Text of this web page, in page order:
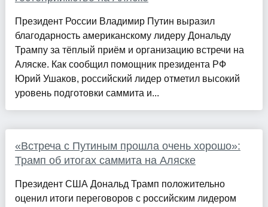
Президент России Владимир Путин выразил
благодарность американскому лидеру Дональду
Трампу за тёплый приём и организацию встречи на
Аляске. Как сообщил помощник президента РФ
Юрий Ушаков, российский лидер отметил высокий
уровень подготовки саммита и...
«Встреча с Путиным прошла очень хорошо»:
Трамп об итогах саммита на Аляске
Президент США Дональд Трамп положительно
оценил итоги переговоров с российским лидером